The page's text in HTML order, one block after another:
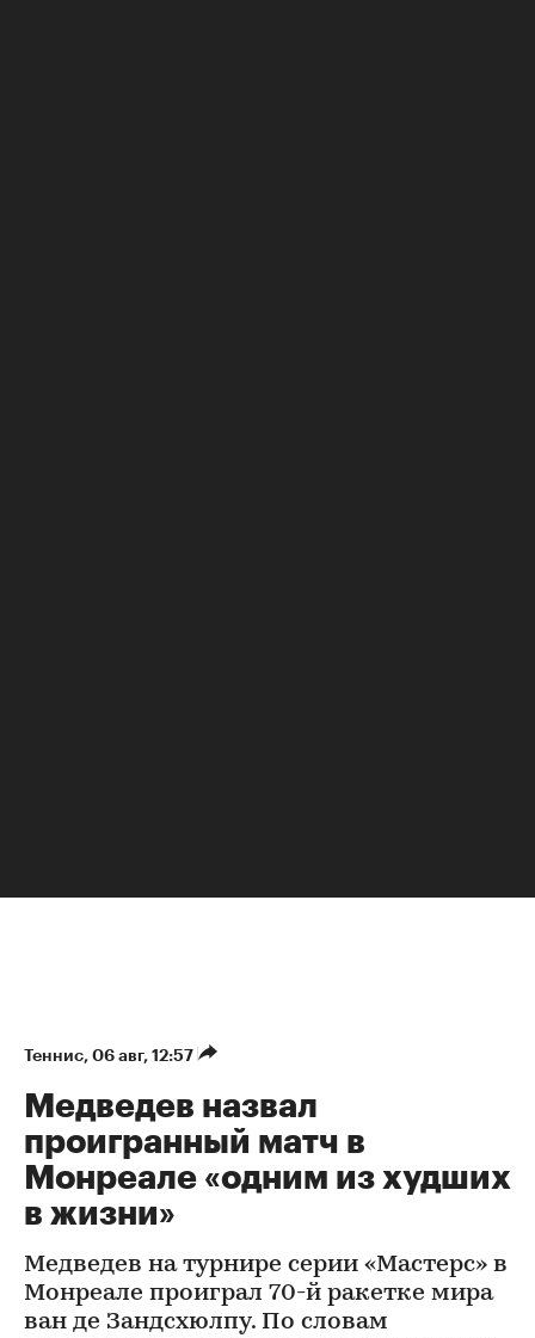
Теннис⁠, 06 авг, 12:57
Медведев назвал
проигранный матч в
Монреале «одним из худших
в жизни»
Медведев на турнире серии «Мастерс» в
Монреале проиграл 70-й ракетке мира
ван де Зандсхюлпу. По словам